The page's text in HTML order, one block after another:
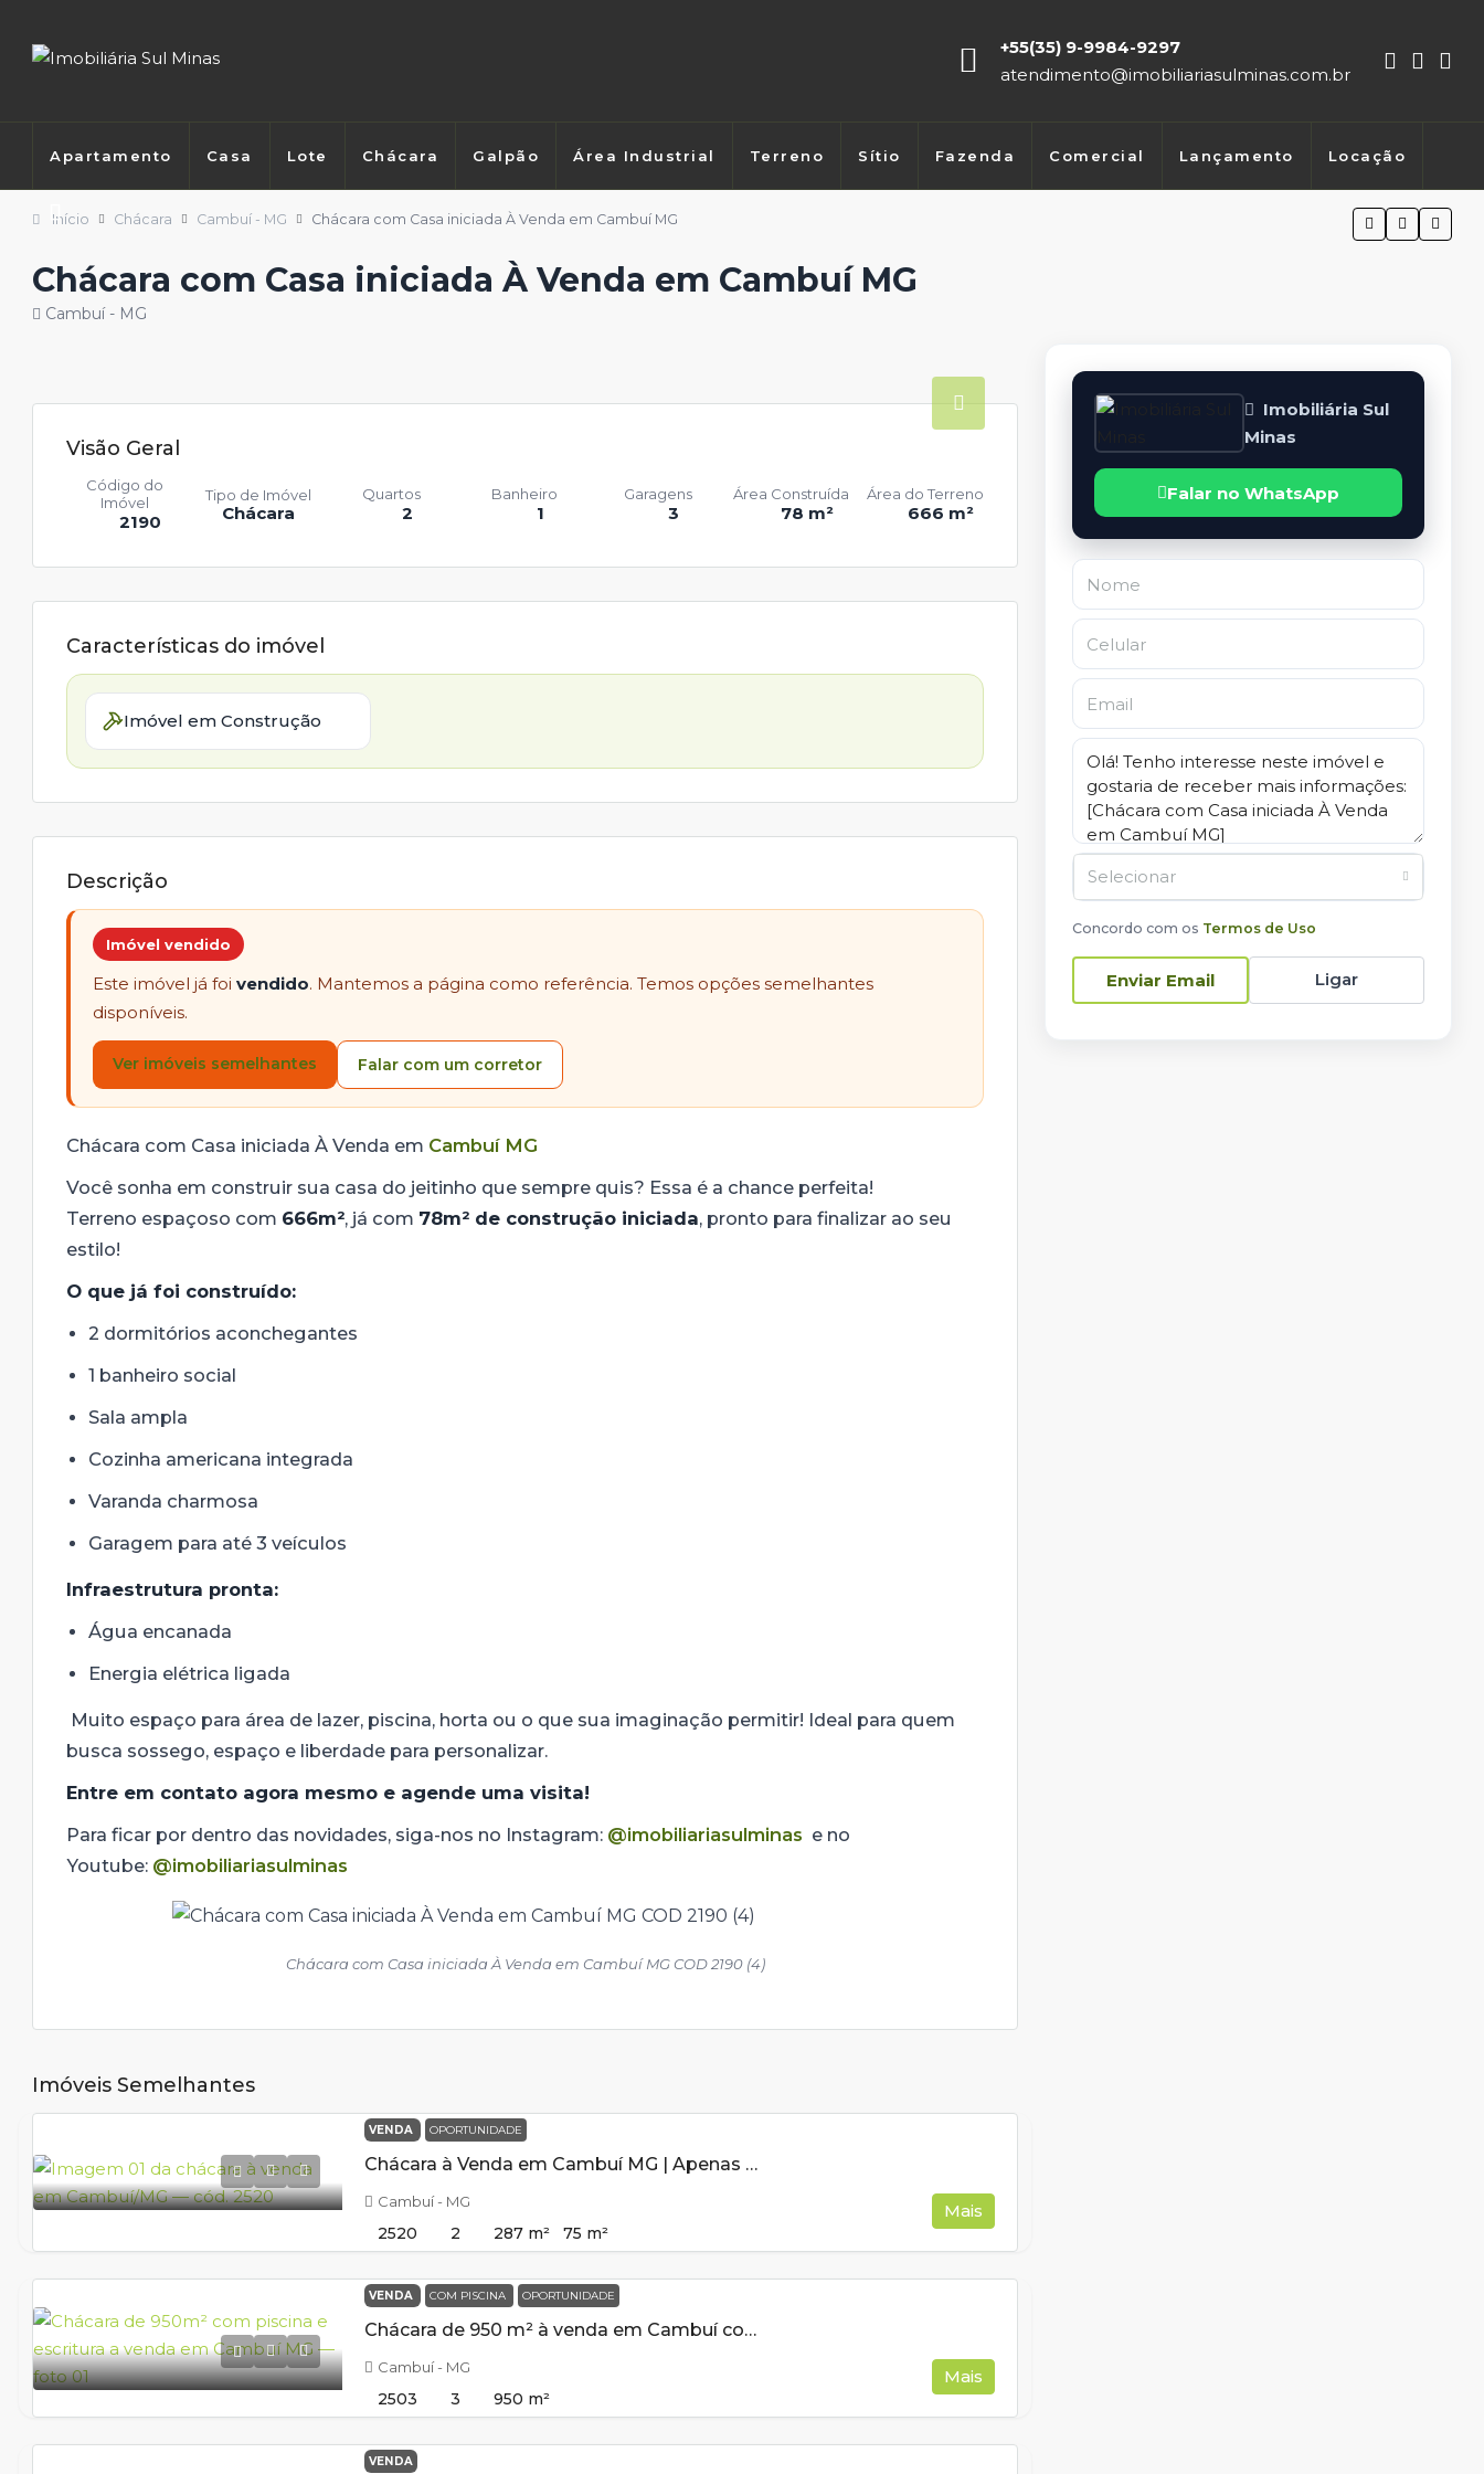
+55(35) 9-9984-9297
atendimento@imobiliariasulminas.com.br
Apartamento Casa Lote Chácara Galpão Área Industrial Terreno Sítio Fazenda Comercial Lançamento Locação
Início Chácara Cambuí - MG Chácara com Casa iniciada À Venda em Cambuí MG
Chácara com Casa iniciada À Venda em Cambuí MG
Cambuí - MG
Visão Geral
2190
Código do
Imóvel
Chácara
Tipo de Imóvel
2
Quartos
1
Banheiro
3
Garagens
78 m²
Área Construída
666 m²
Área do Terreno
Características do imóvel
Imóvel em Construção
Descrição
Imóvel vendido
Este imóvel já foi vendido. Mantemos a página como referência. Temos opções semelhantes
disponíveis.
Ver imóveis semelhantes Falar com um corretor
Chácara com Casa iniciada À Venda em Cambuí MG
Você sonha em construir sua casa do jeitinho que sempre quis? Essa é a chance perfeita!
Terreno espaçoso com 666m², já com 78m² de construção iniciada, pronto para finalizar ao seu
estilo!
O que já foi construído:
2 dormitórios aconchegantes
1 banheiro social
Sala ampla
Cozinha americana integrada
Varanda charmosa
Garagem para até 3 veículos
Infraestrutura pronta:
Água encanada
Energia elétrica ligada
Muito espaço para área de lazer, piscina, horta ou o que sua imaginação permitir! Ideal para quem
busca sossego, espaço e liberdade para personalizar.
Entre em contato agora mesmo e agende uma visita!
Para ficar por dentro das novidades, siga-nos no Instagram: @imobiliariasulminas e no
Youtube: @imobiliariasulminas
Chácara com Casa iniciada À Venda em Cambuí MG COD 2190 (4)
Imóveis Semelhantes
VENDA OPORTUNIDADE
Chácara à Venda em Cambuí MG | Apenas 6 km de asfalto!
Cambuí - MG
2520 2 287 m² 75 m²
Mais
VENDA COM PISCINA OPORTUNIDADE
Chácara de 950 m² à venda em Cambuí com piscina
Cambuí - MG
2503 3 950 m²
Mais
VENDA
Imobiliária Sul
Minas
Falar no WhatsApp
Selecionar
Concordo com os Termos de Uso
Enviar Email Ligar